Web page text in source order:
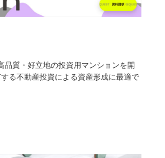
品質・好立地の投資用マンションを開
る不動産投資による資産形成に最適で